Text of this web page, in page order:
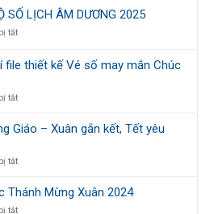
ÂM
DƯƠNG
2026
Vector
Bộ
Số
Công
Giáo
SỐ LỊCH ÂM DƯƠNG 2025
tắtở
VECTOR
BỘ
LỊCH
DƯƠNG
2025
file thiết kế Vé số may mắn Chúc
tắtở
sẻ
miễn
file
kế
Vé
Giáo – Xuân gắn kết, Tết yêu
tắtở
Đối
Tết
Thánh Mừng Xuân 2024
tắtở